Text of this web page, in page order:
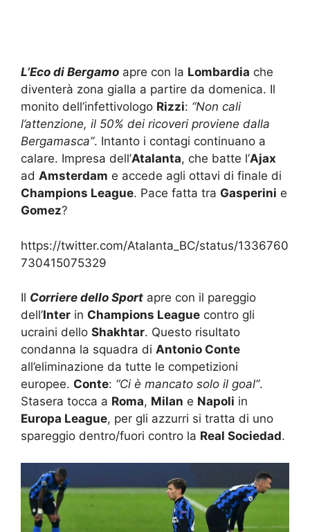
diventerà zona gialla a partire da domenica. Il
monito dell’infettivologoRizzi:“Non cali
l’attenzione, il 50% dei ricoveri proviene dalla
Bergamasca”. Intanto i contagi continuano a
calare. Impresa dell’Atalanta, che batte l’Ajax
adAmsterdam e accede agli ottavi di finale di
Champions League. Pace fatta tra Gasperinie
Gomez?
730415075329
dell’InterinChampions Leaguecontro gli
ucraini delloShakhtar. Questo risultato
condanna la squadra diAntonio Conte
all’eliminazione da tutte le competizioni
europee.Conte:“Ci è mancato solo il goal”
Stasera tocca a Roma ,Milane Napoliin
Europa League , per gli azzurri si tratta di uno
spareggio dentro/fuori contro laReal Sociedad